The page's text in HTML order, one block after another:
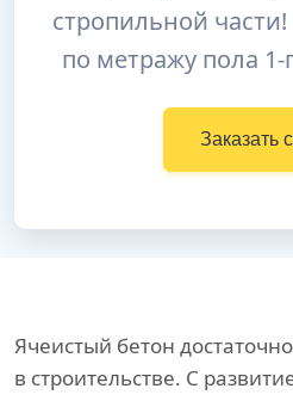
стропильной
по метражу пола 1-
Заказать
Ячеистый бетон
в строительстве. С